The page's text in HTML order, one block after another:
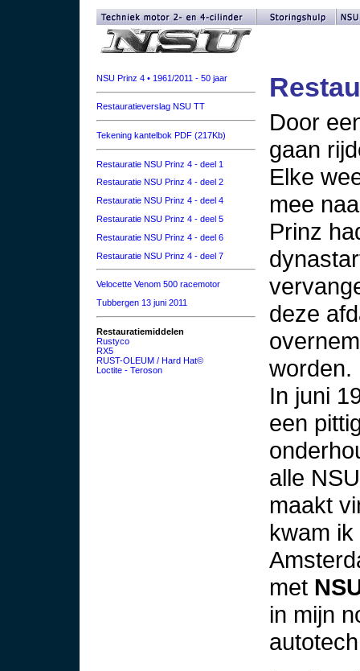
NSU Prinz 4 • 1961/2011 - 50 jaar
Restauratieverslag NSU TT
Tekening kantelbok PDF (217Kb)
Restauratie NSU Prinz 4 - deel 1
Restauratie NSU Prinz 4 - deel 2
Restauratie NSU Prinz 4 - deel 4
Restauratie NSU Prinz 4 - deel 5
Restauratie NSU Prinz 4 - deel 6
Restauratie NSU Prinz 4 - deel 7
Velocette Venom 500 racemotor
Tubbergen 13 juni 2011
Restauratiemiddelen
Rustyco
RX5
RUST-OLEUM / Hard Hat©
Loctite - Teroson
Door
gaan
Elke
mee
Prinz
deze
worden.
In juni
een
alle
maakt
kwam
met
in mijn